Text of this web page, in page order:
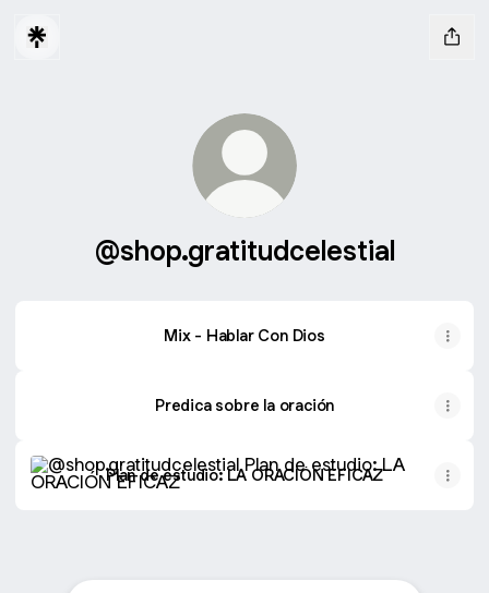
@shop.gratitudcelestial
Mix - Hablar Con Dios
Predica sobre la oración
Plan de estudio: LA ORACIÓN EFICAZ